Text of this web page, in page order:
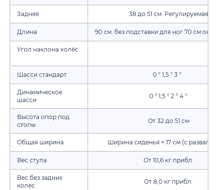
Задняя 38 до 51 см. Регулируемая
Длина 90 см. без подставки для ног 70 см ок.
Угол наклона колёс
Шасси стандарт 0 ° 1,5 ° 3 °
Динамическое
шасси
0 ° 1,5 ° 2 ° 4 °
Высота опор под
стопы
От 32 до 51 см
Общая ширина Ширина сиденья + 17 см (с развалом
Вес стула От 10,6 кг прибл.
Вес без задних
колес
От 8,0 кг прибл.